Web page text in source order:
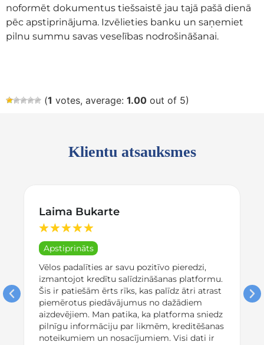
noformēt dokumentus tiešsaistē jau tajā pašā dienā
pēc apstiprinājuma. Izvēlieties banku un saņemiet
pilnu summu savas veselības nodrošināšanai.
(1 votes, average: 1.00 out of 5)
Klientu atsauksmes
Laima Bukarte
★★★★★
Apstiprināts
Vēlos padalīties ar savu pozitīvo pieredzi,
izmantojot kredītu salīdzināšanas platformu.
Šis ir patiešām ērts rīks, kas palīdz ātri atrast
piemērotus piedāvājumus no dažādiem
aizdevējiem. Man patika, ka platforma sniedz
pilnīgu informāciju par likmēm, kreditēšanas
noteikumiem un nosacījumiem. Visi dati ir